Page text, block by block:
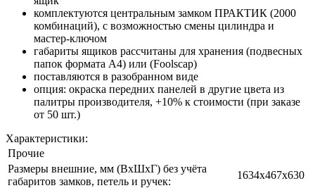
комплектуются центральным замком ПРАКТИК (2000
комбинаций), с возможностью смены цилиндра и
мастер-ключом
габариты ящиков рассчитаны для хранения (подвесных
папок формата А4) или (Foolscap)
поставляются в разобранном виде
опция: окраска передних панелей в другие цвета из
палитры производителя, +10% к стоимости (при заказе
от 50 шт.)
Характеристики:
Прочие
Размеры внешние, мм (ВхШхГ) без учёта
габаритов замков, петель и ручек:
1634x467x630